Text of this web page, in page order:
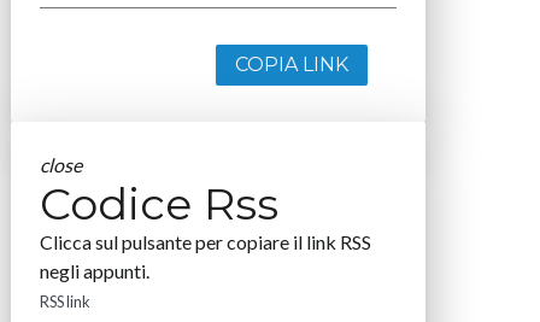
COPIA LINK
close
Codice Rss
Clicca sul pulsante per copiare il link RSS
negli appunti.
RSS link